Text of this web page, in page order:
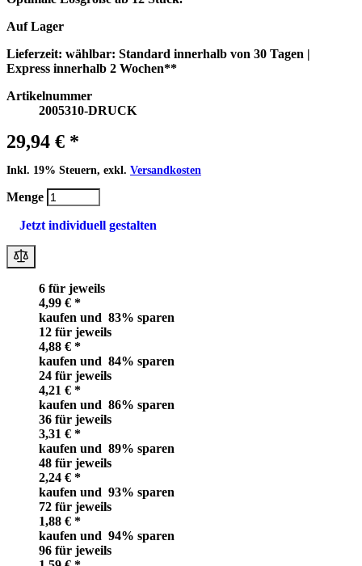
Auf Lager
Lieferzeit: wählbar: Standard innerhalb von 30 Tagen |
Express innerhalb 2 Wochen**
Artikelnummer
2005310-DRUCK
29,94 € *
Inkl. 19% Steuern, exkl. Versandkosten
Menge
Jetzt individuell gestalten
6 für jeweils
4,99 € *
kaufen und 83% sparen
12 für jeweils
4,88 € *
kaufen und 84% sparen
24 für jeweils
4,21 € *
kaufen und 86% sparen
36 für jeweils
3,31 € *
kaufen und 89% sparen
48 für jeweils
2,24 € *
kaufen und 93% sparen
72 für jeweils
1,88 € *
kaufen und 94% sparen
96 für jeweils